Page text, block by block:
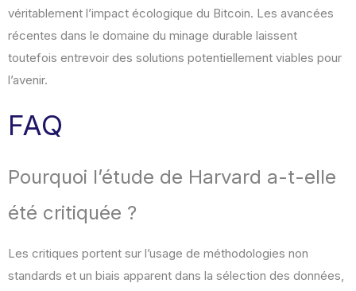
véritablement l’impact écologique du Bitcoin. Les avancées
récentes dans le domaine du minage durable laissent
toutefois entrevoir des solutions potentiellement viables pour
l’avenir.
FAQ
Pourquoi l’étude de Harvard a-t-elle
été critiquée ?
Les critiques portent sur l’usage de méthodologies non
standards et un biais apparent dans la sélection des données,